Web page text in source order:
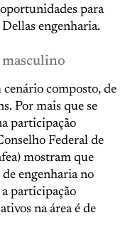
para
engenharia.
cenário composto, de
Por mais que se
participação
Federal de
mostram que
engenharia no
participação
na área é de